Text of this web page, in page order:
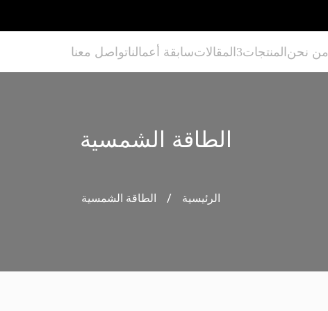
من نحنالمنتجات المقالاتسابقة أعمالناتواصل معنا
الطاقة الشمسية
الرئيسية / الطاقة الشمسية